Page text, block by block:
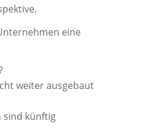
eine
weiter ausgebaut
sind künftig